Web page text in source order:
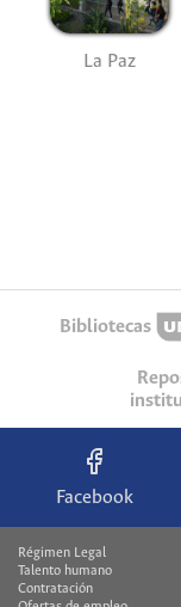
La Paz
Bibliotecas
Facebook
Régimen Legal
Talento humano
Contratación